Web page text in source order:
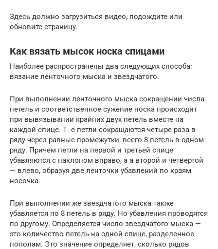
Здесь должно загрузиться видео, подождите или
обновите страницу.
Как вязать мысок носка спицами
Наиболее распространены два следующих способа:
вязание ленточного мыска и звездчатого.
При выполнении ленточного мыска сокращении числа
петель и соответственное сужение носка происходит
при вывязывании крайних двух петель вместе на
каждой спице. Т. е петли сокращаются четыре раза в
ряду через равные промежутки, всего 8 петель в одном
ряду. Причем петли на первой и третьей спице
убавляются с наклоном вправо, а а второй и четвертой
— влево, образуя две ленточки убавлений по краям
носочка.
При выполнении же звездчатого мыска также
убавляется по 8 петель в ряду. Но убавления проводятся
по другому. Определяется число звездчатого мыска —
это количество петель на одной спице, разделенное
пополам. Это значение определяет, сколько рядов